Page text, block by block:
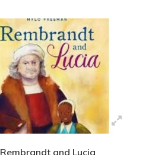
Rembrandt and Lucia